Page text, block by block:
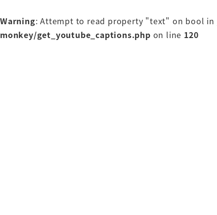
Warning: Attempt to read property "text" on bool in
monkey/get_youtube_captions.php on line 120